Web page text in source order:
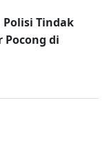
Tindak
Pocong di